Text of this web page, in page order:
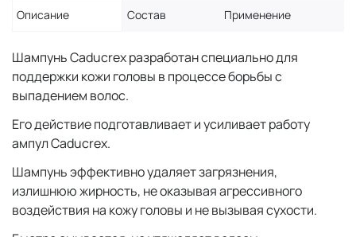
Описание Состав Применение
Шампунь Caducrex разработан специально для
поддержки кожи головы в процессе борьбы с
выпадением волос.
Его действие подготавливает и усиливает работу
ампул Caducrex.
Шампунь эффективно удаляет загрязнения,
излишнюю жирность, не оказывая агрессивного
воздействия на кожу головы и не вызывая сухости.